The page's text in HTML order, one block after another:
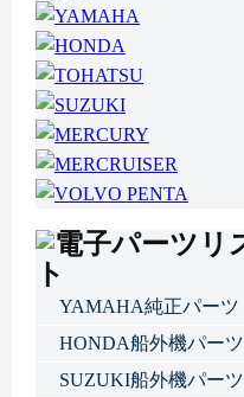
YAMAHA純正パーツ
HONDA船外機パーツ
SUZUKI船外機パーツ